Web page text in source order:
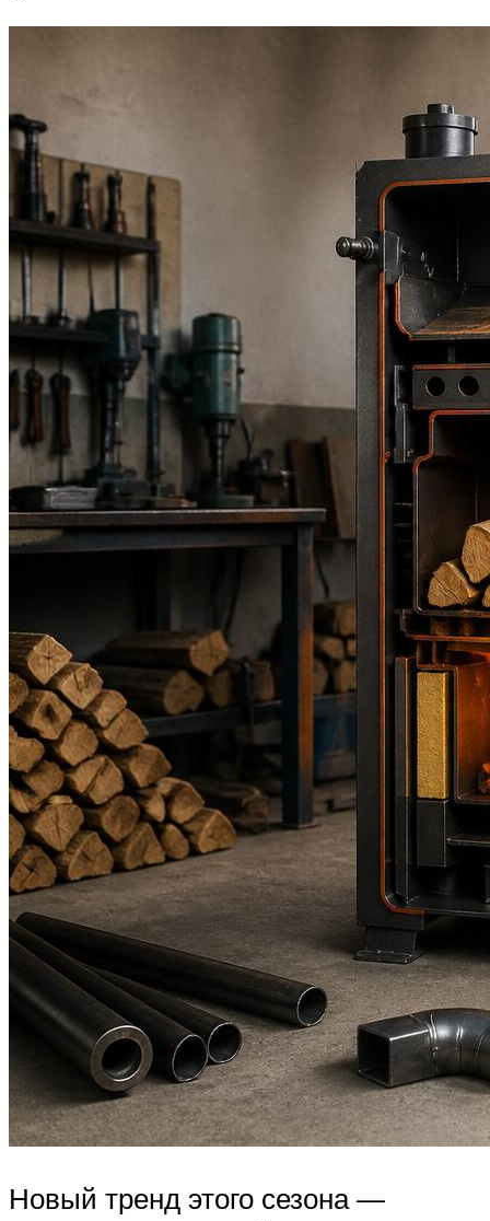
Новый тренд этого сезона —